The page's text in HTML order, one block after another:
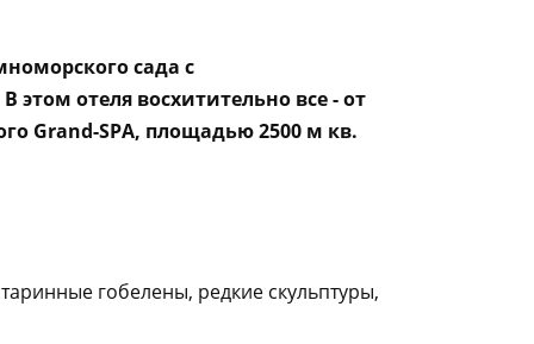
сада с
отеля восхитительно все - от
Grand-SPA, площадью 2500 м кв.
гобелены, редкие скульптуры,